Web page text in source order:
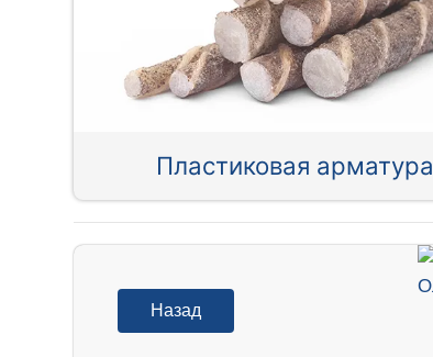
Пластиковая арматура
Назад